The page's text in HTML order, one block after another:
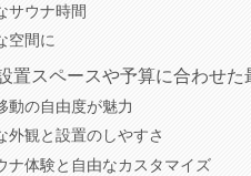
サウナ時間
空間に
置スペースや予算に合わせた
動の自由度が魅力
外観と設置のしやすさ
ナ体験と自由なカスタマイズ